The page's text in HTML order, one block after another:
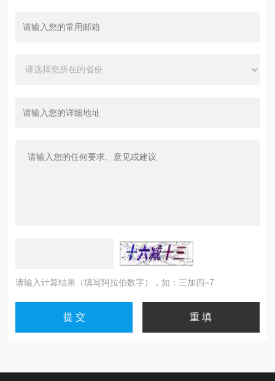
请输入计算结果（填写阿拉伯数字），如：三加四=7